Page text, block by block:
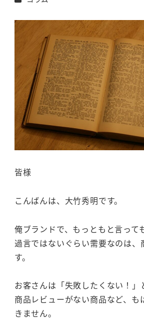
皆様
こんばんは、大竹秀明です。
俺ブランドで、もっともと言って
過言ではないぐらい需要なのは、
す。
お客さんは「失敗したくない！」
商品レビューがない商品など、も
きません。